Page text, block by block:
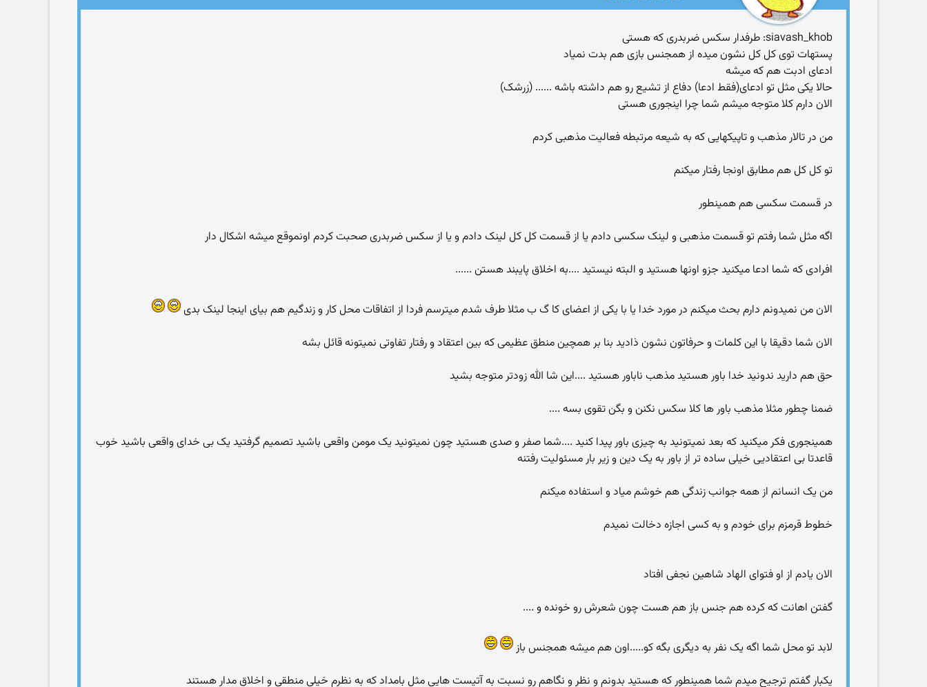
siavash_khob: طرفدار سکس ضربدری که هستی
پستهات توی کل کل نشون میده از همجنس بازی هم بدت نمیاد
ادعای ادبت هم که میشه
حالا یکی مثل تو ادعای(فقط ادعا) دفاع از تشیع رو هم داشته باشه ...... (زرشک)
الان دارم کلا متوجه میشم شما چرا اینجوری هستی
من در تالار مذهب و تاپیکهایی که به شیعه مرتبطه فعالیت مذهبی کردم
تو کل کل هم مطابق اونجا رفتار میکنم
در قسمت سکسی هم همینطور
اگه مثل شما رفتم تو قسمت مذهبی و لینک سکسی دادم یا از قسمت کل کل لینک دادم و یا از سکس ضربدری صحبت کردم اونموقع میشه اشکال دار
افرادی که شما ادعا میکنید جزو اونها هستید و البته نیستید ....به اخلاق پایبند هستن ......
الان من نمیدونم دارم بحث میکنم در مورد خدا یا با یکی از اعضای کا گ ب مثلا طرف شدم میترسم فردا از اتفاقات محل کار و زندگیم هم بیای اینجا لینک بدی
الان شما دقیقا با این کلمات و حرفاتون نشون ذادید بنا بر همچین منطق عظیمی که بین اعتقاد و رفتار تفاوتی نمیتونه قائل بشه
حق هم دارید ندونید خدا باور هستید مذهب ناباور هستید ....این شا الله زودتر متوجه بشید
ضمنا چطور مثلا مذهب باور ها کلا سکس نکنن و بگن تقوی بسه ....
همینجوری فکر میکنید که بعد نمیتونید به چیزی باور پیدا کنید ....شما صفر و صدی هستید چون نمیتونید یک مومن واقعی باشید تصمیم گرفتید یک بی خدای واقعی باشید خوب
قاعدتا بی اعتقادیی خیلی ساده تر از باور به یک دین و زیر بار مسئولیت رفتنه
من یک انسانم از همه جوانب زندگی هم خوشم میاد و استفاده میکنم
خطوط قرمزم برای خودم و به کسی اجازه دخالت نمیدم
الان یادم از او فتوای الهاد شاهین نجفی افتاد
گفتن اهانت که کرده هم جنس باز هم هست چون شعرش رو خونده و ....
لابد تو محل شما اگه یک نفر به دیگری بگه کو.....اون هم میشه همجنس باز
یکبار گفتم ترجیح میدم شما همینطور که هستید بدونم و نظر و نگاهم رو نسبت به آتیست هایی مثل بامداد که به نظرم خیلی منطقی و اخلاق مدار هستند